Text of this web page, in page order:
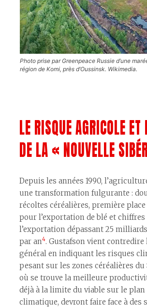
Photo prise par Greenpeace Russie d’une
région de Komi, près d’Oussinsk. Wikimedia.
LE RISQUE AGRICOLE
DE LA « NOUVELLE
Depuis les années 1990,
une transformation fulgurante :
récoltes céréalières, première
pour l’exportation de blé et chiffres
l’exportation dépassant 25
par an4. Gustafson vient contredire
général en indiquant les risques
pesant sur les zones céréalières du
où se trouve la meilleure
déjà à la limite du viable sur le
climatique, devront faire face à des